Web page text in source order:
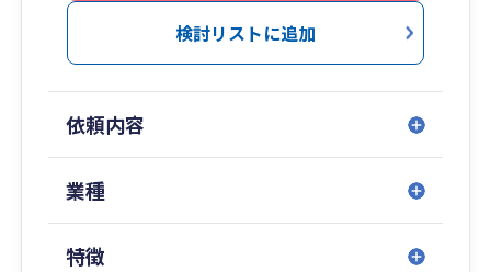
検討リストに追加
依頼内容
業種
特徴